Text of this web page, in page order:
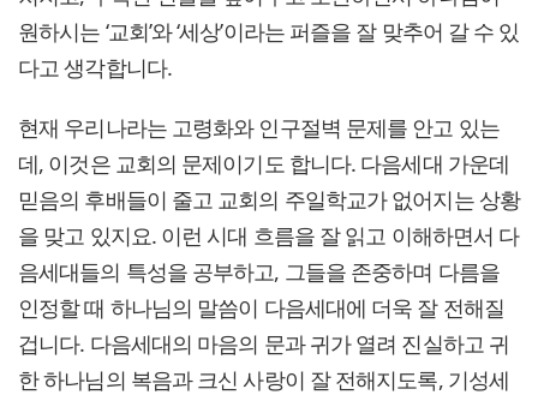
원하시는 ‘교회’와 ‘세상’이라는 퍼즐을 잘 맞추어 갈 수 있
다고 생각합니다.
현재 우리나라는 고령화와 인구절벽 문제를 안고 있는
데, 이것은 교회의 문제이기도 합니다. 다음세대 가운데
믿음의 후배들이 줄고 교회의 주일학교가 없어지는 상황
을 맞고 있지요. 이런 시대 흐름을 잘 읽고 이해하면서 다
음세대들의 특성을 공부하고, 그들을 존중하며 다름을
인정할 때 하나님의 말씀이 다음세대에 더욱 잘 전해질
겁니다. 다음세대의 마음의 문과 귀가 열려 진실하고 귀
한 하나님의 복음과 크신 사랑이 잘 전해지도록, 기성세